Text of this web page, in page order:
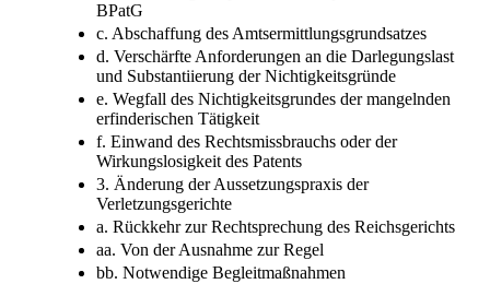
BPatG
c. Abschaffung des Amtsermittlungsgrundsatzes
d. Verschärfte Anforderungen an die Darlegungslast
und Substantiierung der Nichtigkeitsgründe
e. Wegfall des Nichtigkeitsgrundes der mangelnden
erfinderischen Tätigkeit
f. Einwand des Rechtsmissbrauchs oder der
Wirkungslosigkeit des Patents
3. Änderung der Aussetzungspraxis der
Verletzungsgerichte
a. Rückkehr zur Rechtsprechung des Reichsgerichts
aa. Von der Ausnahme zur Regel
bb. Notwendige Begleitmaßnahmen